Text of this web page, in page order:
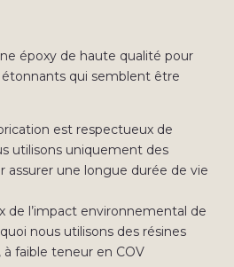
époxy de haute qualité pour
qui semblent être
est respectueux de
utilisons uniquement des
assurer une longue durée de vie
de l’impact environnemental de
nous utilisons des résines
faible teneur en COV